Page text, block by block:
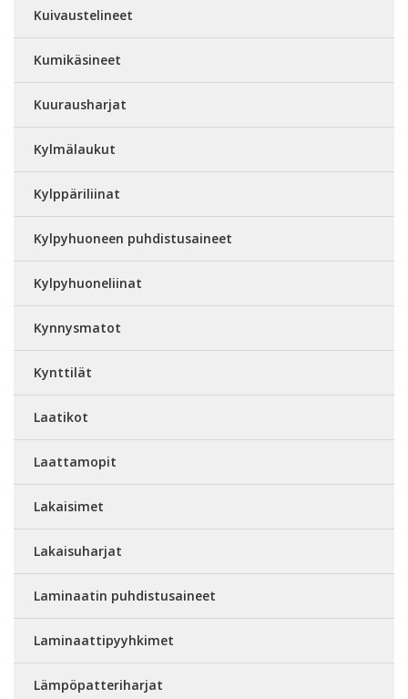
Kuivaustelineet
Kumikäsineet
Kuurausharjat
Kylmälaukut
Kylppäriliinat
Kylpyhuoneen puhdistusaineet
Kylpyhuoneliinat
Kynnysmatot
Kynttilät
Laatikot
Laattamopit
Lakaisimet
Lakaisuharjat
Laminaatin puhdistusaineet
Laminaattipyyhkimet
Lämpöpatteriharjat